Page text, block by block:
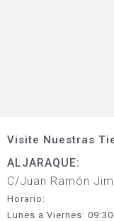
Visite Nuestras
ALJARAQUE:
C/Juan Ramón
Horario:
Lunes a Viernes: